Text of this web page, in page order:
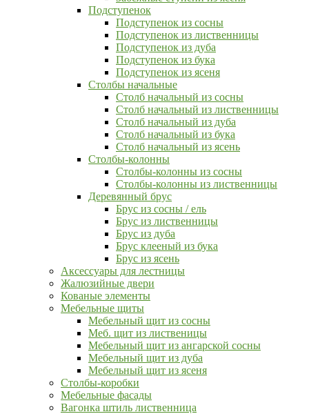
Подступенок
Подступенок из сосны
Подступенок из лиственницы
Подступенок из дуба
Подступенок из бука
Подступенок из ясеня
Столбы начальные
Столб начальный из сосны
Столб начальный из лиственницы
Столб начальный из дуба
Столб начальный из бука
Столб начальный из ясень
Столбы-колонны
Столбы-колонны из сосны
Столбы-колонны из лиственницы
Деревянный брус
Брус из сосны / ель
Брус из лиственницы
Брус из дуба
Брус клееный из бука
Брус из ясень
Аксессуары для лестницы
Жалюзийные двери
Кованые элементы
Мебельные щиты
Мебельный щит из сосны
Меб. щит из лиственицы
Мебельный щит из ангарской сосны
Мебельный щит из дуба
Мебельный щит из ясеня
Столбы-коробки
Мебельные фасады
Вагонка штиль лиственница